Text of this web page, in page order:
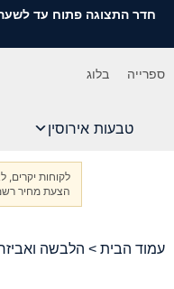
חדר התצוגה פתוח עד לשעה
ספרייה בלוג
טבעות אירוסין
לקוחות
הצעת מחיר
עמוד הבית > הלבשה